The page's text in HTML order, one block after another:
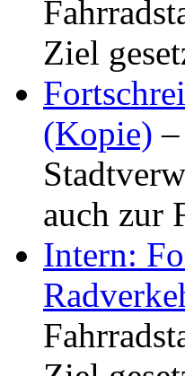
Ziel
(Kopie)
auch zur
Intern: